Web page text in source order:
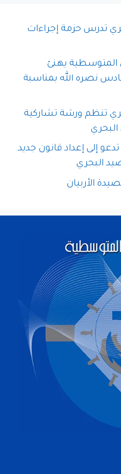
تدرس حزمة إجراءات
المتوسطية يهنئ
نصره الله بمناسبة
تنظم ورشة تشاركية
إلى إعداد قانون جديد
البحري
الأربيان